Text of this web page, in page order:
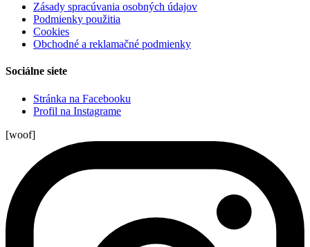
Zásady spracúvania osobných údajov
Podmienky použitia
Cookies
Obchodné a reklamačné podmienky
Sociálne siete
Stránka na Facebooku
Profil na Instagrame
[woof]